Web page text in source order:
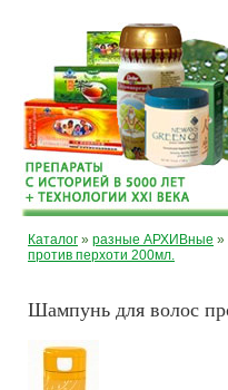
Каталог » разные АРХИВные »
против перхоти 200мл.
Шампунь для волос